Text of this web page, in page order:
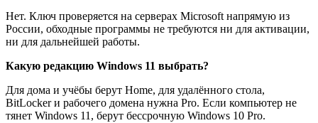
Нет. Ключ проверяется на серверах Microsoft напрямую из
России, обходные программы не требуются ни для активации,
ни для дальнейшей работы.
Какую редакцию Windows 11 выбрать?
Для дома и учёбы берут Home, для удалённого стола,
BitLocker и рабочего домена нужна Pro. Если компьютер не
тянет Windows 11, берут бессрочную Windows 10 Pro.